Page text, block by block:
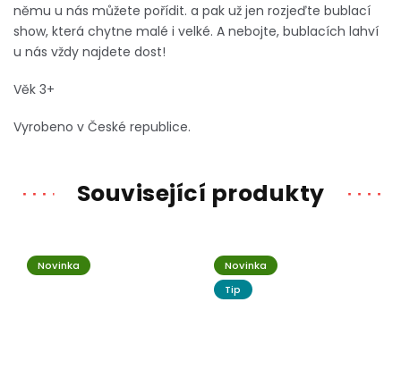
němu u nás můžete pořídit. a pak už jen rozjeďte bublací
show, která chytne malé i velké. A nebojte, bublacích lahví
u nás vždy najdete dost!
Věk 3+
Vyrobeno v České republice.
Související produkty
Novinka
Novinka
Tip